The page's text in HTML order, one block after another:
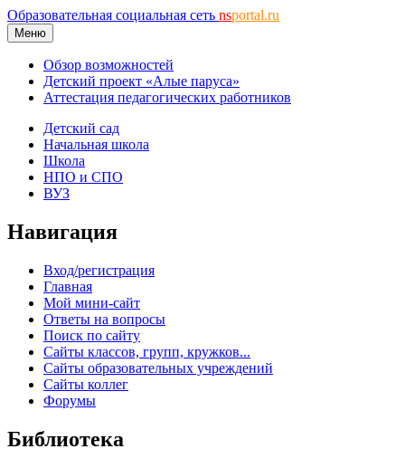
Образовательная социальная сеть nsportal.ru
Меню
Обзор возможностей
Детский проект «Алые паруса»
Аттестация педагогических работников
Детский сад
Начальная школа
Школа
НПО и СПО
ВУЗ
Навигация
Вход/регистрация
Главная
Мой мини-сайт
Ответы на вопросы
Поиск по сайту
Сайты классов, групп, кружков...
Сайты образовательных учреждений
Сайты коллег
Форумы
Библиотека